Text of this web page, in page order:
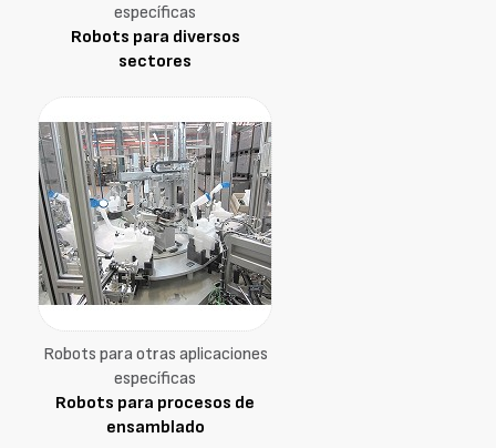
específicas
Robots para diversos
sectores
Robots para otras aplicaciones
específicas
Robots para procesos de
ensamblado